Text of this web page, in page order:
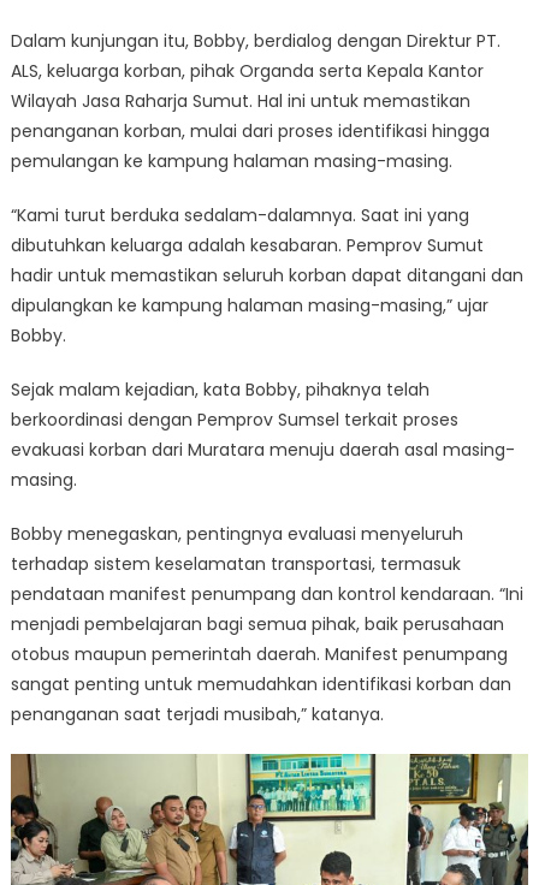
Dalam kunjungan itu, Bobby, berdialog dengan Direktur PT.
ALS, keluarga korban, pihak Organda serta Kepala Kantor
Wilayah Jasa Raharja Sumut. Hal ini untuk memastikan
penanganan korban, mulai dari proses identifikasi hingga
pemulangan ke kampung halaman masing-masing.
“Kami turut berduka sedalam-dalamnya. Saat ini yang
dibutuhkan keluarga adalah kesabaran. Pemprov Sumut
hadir untuk memastikan seluruh korban dapat ditangani dan
dipulangkan ke kampung halaman masing-masing,” ujar
Bobby.
Sejak malam kejadian, kata Bobby, pihaknya telah
berkoordinasi dengan Pemprov Sumsel terkait proses
evakuasi korban dari Muratara menuju daerah asal masing-
masing.
Bobby menegaskan, pentingnya evaluasi menyeluruh
terhadap sistem keselamatan transportasi, termasuk
pendataan manifest penumpang dan kontrol kendaraan. “Ini
menjadi pembelajaran bagi semua pihak, baik perusahaan
otobus maupun pemerintah daerah. Manifest penumpang
sangat penting untuk memudahkan identifikasi korban dan
penanganan saat terjadi musibah,” katanya.